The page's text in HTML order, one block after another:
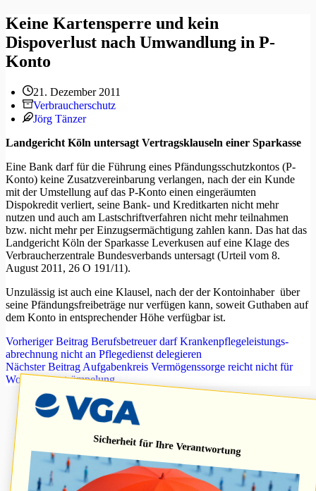
Keine Kartensperre und kein
Dispoverlust nach Umwandlung in P-
Konto
21. Dezember 2011
Verbraucherschutz
Jörg Tänzer
Landgericht Köln untersagt Vertragsklauseln einer Sparkasse
Eine Bank darf für die Führung eines Pfändungsschutzkontos (P-
Konto) keine Zusatzvereinbarung verlangen, nach der ein Kunde
mit der Umstellung auf das P-Konto einen eingeräumten
Dispokredit verliert, seine Bank- und Kreditkarten nicht mehr
nutzen und auch am Lastschriftverfahren nicht mehr teilnahmen
bzw. nicht mehr per Einzugsermächtigung zahlen kann. Das hat das
Landgericht Köln der Sparkasse Leverkusen auf eine Klage des
Verbraucherzentrale Bundesverbands untersagt (Urteil vom 8.
August 2011, 26 O 191/11).
Unzulässig ist auch eine Klausel, nach der der Kontoinhaber über
seine Pfändungsfreibeträge nur verfügen kann, soweit Guthaben auf
dem Konto in entsprechender Höhe verfügbar ist.
VorherigerBeitrag Berufsbetreuer darf Krankenpflegeleistungs-
abrechnung nicht an Pflegedienst delegieren
NächsterBeitrag Aufgabenkreis Vermögenssorge reicht nicht für
Wohnungsentrümpelung
Sicherheit für Ihre Verantwortung